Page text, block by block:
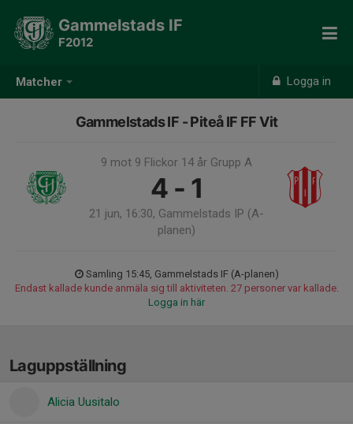
Matcher Logga in
Gammelstads IF
F2012
Gammelstads IF - Piteå IF FF Vit
9 mot 9 Flickor 14 år Grupp A
4 - 1
21 jun, 16:30, Gammelstads IP (A-
planen)
Samling 15:45, Gammelstads IF (A-planen)
Endast kallade kunde anmäla sig till aktiviteten. 27 personer var kallade.
Logga in här
Laguppställning
Alicia Uusitalo